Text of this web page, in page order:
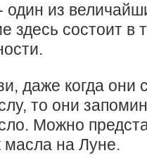
из
здесь состоит в
даже когда они
то они
Можно
масла на Луне.